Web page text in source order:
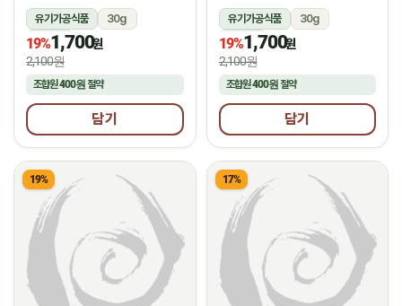
유기가공식품
30g
상온
19%1,700원
2,100원
조합원400원 절약
담기
유기가공식품
30g
상온
19%1,700원
2,100원
조합원400원절약
담기
19% 17%